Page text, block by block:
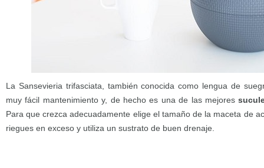
La Sansevieria trifasciata, también conocida como lengua de
muy fácil mantenimiento y, de hecho es una de las mejores
Para que crezca adecuadamente elige el tamaño de la maceta de
riegues en exceso y utiliza un sustrato de buen drenaje.